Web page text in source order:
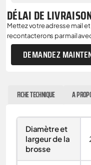
DÉLAI DE
Mettez votre adresse mail
recontacterons par mail
DEMANDEZ
FICHE TECHNIQUE A
Diamètre et
largeur de la
brosse